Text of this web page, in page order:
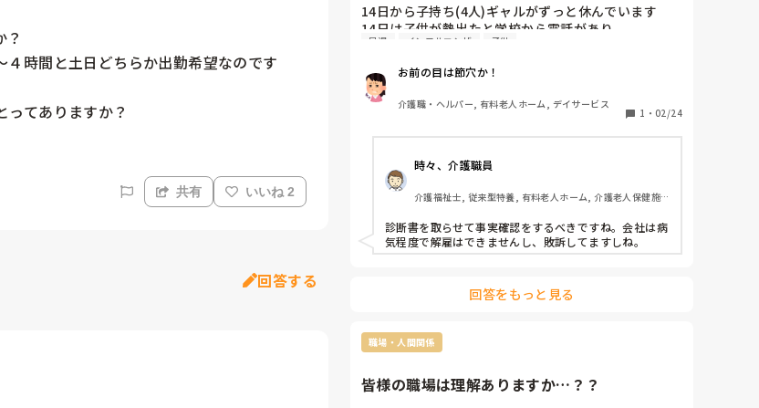
時間と土日どちらか出勤希望なのです
てありますか？
共有 いいね 2
回答する
14日から子持ち(4人)ギャルがずっと休んでいます
14日は子供が熱出たと学校から電話があり
早退それから本人がインフルになり、子供の熱だのな
んだので23日までの予定でした
しかしーーーー
今日24日また子供が熱出たと
お休みしますと連絡がありました笑
やる気あるんですかね？www
この方
今子どもが熱出したんじゃ
また自分自身に移るかもしれんやん
早退 インフルエンザ 子供
お前の目は節穴か！
介護職・ヘルパー, 有料老人ホーム, デイサービス
1 ・ 02/24
時々、介護職員
介護福祉士, 従来型特養, 有料老人ホーム, 介護老人保健施
介護
診断書を取らせて事実確認をするべきですね。会社は病
気程度で解雇はできませんし、敗訴してますしね。
回答をもっと見る
職場・人間関係
皆様の職場は理解ありますか…？？